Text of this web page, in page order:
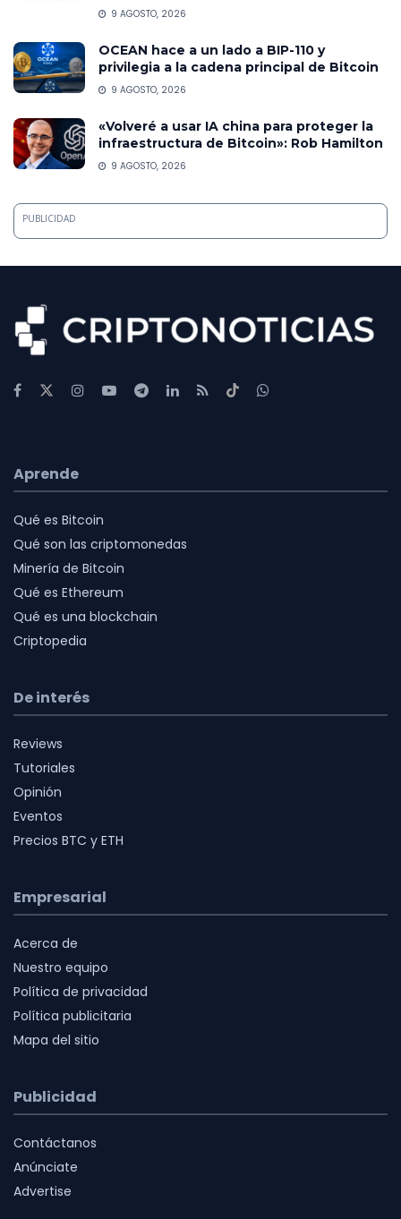
9 AGOSTO, 2026
OCEAN hace a un lado a BIP-110 y
privilegia a la cadena principal de Bitcoin
9 AGOSTO, 2026
«Volveré a usar IA china para proteger la
infraestructura de Bitcoin»: Rob Hamilton
9 AGOSTO, 2026
PUBLICIDAD
Aprende
Qué es Bitcoin
Qué son las criptomonedas
Minería de Bitcoin
Qué es Ethereum
Qué es una blockchain
Criptopedia
De interés
Reviews
Tutoriales
Opinión
Eventos
Precios BTC y ETH
Empresarial
Acerca de
Nuestro equipo
Política de privacidad
Política publicitaria
Mapa del sitio
Publicidad
Contáctanos
Anúnciate
Advertise